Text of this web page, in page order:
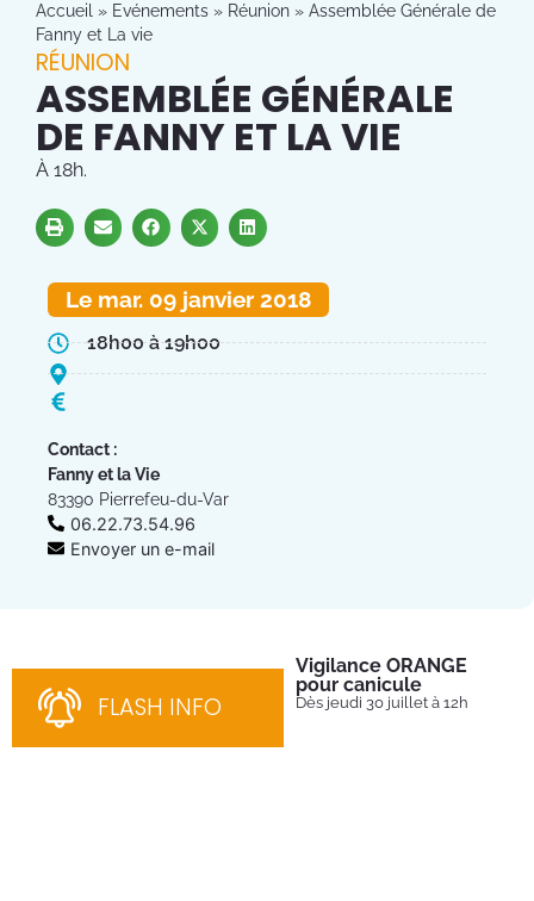
Accueil » Evénements » Réunion » Assemblée Générale de
Fanny et La vie
RÉUNION
ASSEMBLÉE GÉNÉRALE
DE FANNY ET LA VIE
À 18h.
Le mar. 09 janvier 2018
18h00 à 19h00
Contact :
Fanny et la Vie
83390 Pierrefeu-du-Var
06.22.73.54.96
Envoyer un e-mail
FLASH INFO
Vigilance ORANGE
pour canicule
Dès jeudi 30 juillet à 12h